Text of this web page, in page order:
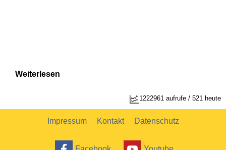
Weiterlesen
1222961 aufrufe / 521 heute
Impressum Kontakt Datenschutz